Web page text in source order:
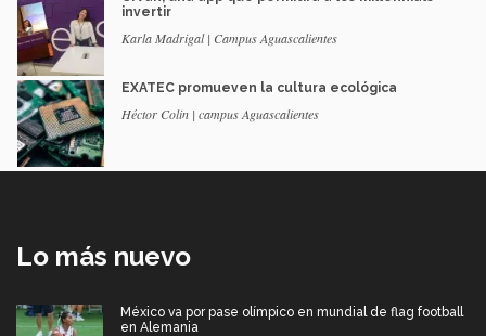
invertir
Karla Madrigal | Campus Aguascalientes
EXATEC promueven la cultura ecológica
Héctor Colin | campus Aguascalientes
Lo más nuevo
México va por pase olímpico en mundial de flag football
en Alemania